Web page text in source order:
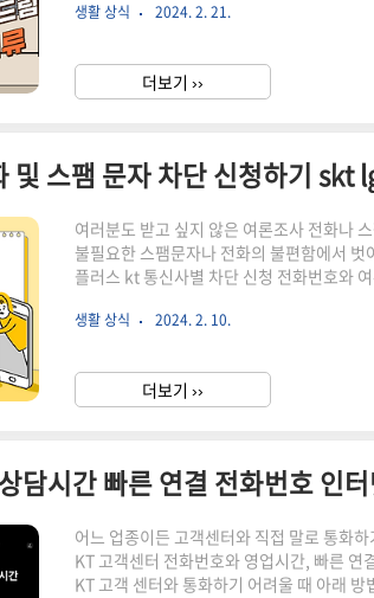
고하세요. 가입관련 이미 주택청약종합저축
을 갖추었다면, 은행을 방문하여 전환신청
계좌인 경우 전환대상에서 제외 기존 청년
생활 상식 2024. 2. 21.
더보기 ››
여러분도 받고 싶지 않은 여론조사 전화나
불필요한 스팸문자나 전화의 불편함에서
플러스 kt 통신사별 차단 신청 전화번호와
차단신청하기 끊임없이 오는 여론조사 전화
가상 번호 제공 거부 서비스를 신청하세요.
유플러스 사용자 114번이나 080-855-0016
생활 상식 2024. 2. 10.
더보기 ››
어느 업종이든 고객센터와 직접 말로 통화
KT 고객센터 전화번호와 영업시간, 빠른
KT 고객 센터와 통화하기 어려울 때 아래